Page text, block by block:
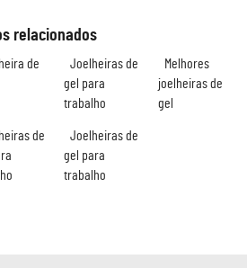
relacionados
de
Joelheiras de
gel para
trabalho
Melhores
joelheiras de
gel
de
Joelheiras de
gel para
trabalho